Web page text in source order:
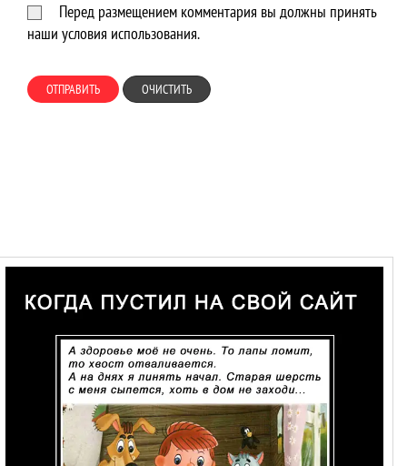
Перед размещением комментария вы должны принять
наши условия использования.
ОТПРАВИТЬ ОЧИСТИТЬ